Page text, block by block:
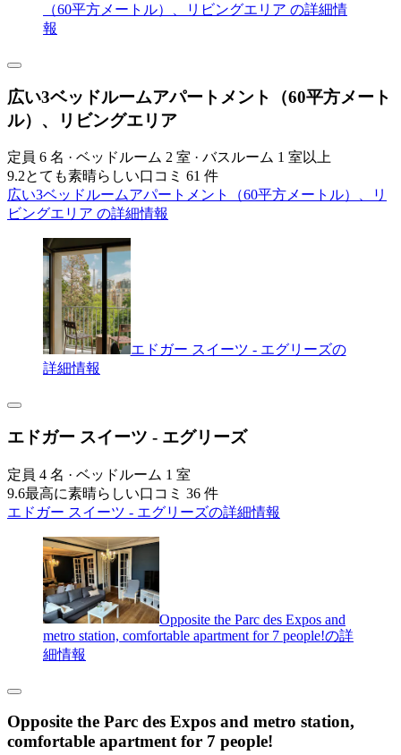
（60平方メートル）、リビングエリア の詳細情
報
広い3ベッドルームアパートメント（60平方メート
ル）、リビングエリア
定員 6 名 · ベッドルーム 2 室 · バスルーム 1 室以上
9.2とても素晴らしい口コミ 61 件
広い3ベッドルームアパートメント（60平方メートル）、リ
ビングエリア の詳細情報
エドガー スイーツ - エグリーズの
詳細情報
エドガー スイーツ - エグリーズ
定員 4 名 · ベッドルーム 1 室
9.6最高に素晴らしい口コミ 36 件
エドガー スイーツ - エグリーズの詳細情報
Opposite the Parc des Expos and
metro station, comfortable apartment for 7 people!の詳
細情報
Opposite the Parc des Expos and metro station,
comfortable apartment for 7 people!